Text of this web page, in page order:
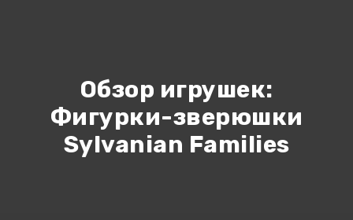
Обзор игрушек:
Фигурки-зверюшки
Sylvanian Families